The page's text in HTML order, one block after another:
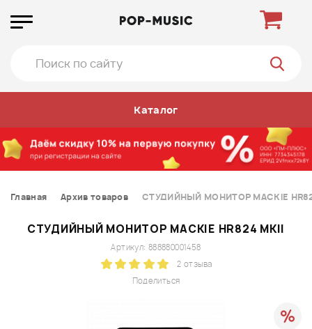
Каталог
Главная Архив товаров СТУДИЙНЫЙ МОНИТОР MACKIE
СТУДИЙНЫЙ МОНИТОР MACKIE HR824 MKII
Поделиться
Артикул: 888880001458
2 отзыва